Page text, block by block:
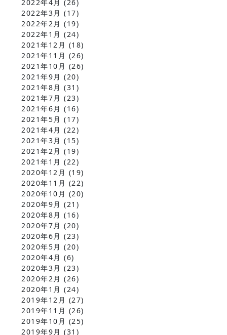
2022年4月 (26)
2022年3月 (17)
2022年2月 (19)
2022年1月 (24)
2021年12月 (18)
2021年11月 (26)
2021年10月 (26)
2021年9月 (20)
2021年8月 (31)
2021年7月 (23)
2021年6月 (16)
2021年5月 (17)
2021年4月 (22)
2021年3月 (15)
2021年2月 (19)
2021年1月 (22)
2020年12月 (19)
2020年11月 (22)
2020年10月 (20)
2020年9月 (21)
2020年8月 (16)
2020年7月 (20)
2020年6月 (23)
2020年5月 (20)
2020年4月 (6)
2020年3月 (23)
2020年2月 (26)
2020年1月 (24)
2019年12月 (27)
2019年11月 (26)
2019年10月 (25)
2019年9月 (31)